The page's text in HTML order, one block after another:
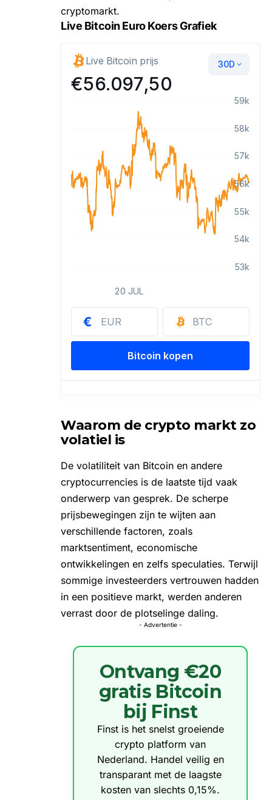
cryptomarkt.
Live Bitcoin Euro Koers Grafiek
Waarom de crypto markt zo
volatiel is
De volatiliteit van Bitcoin en andere
cryptocurrencies is de laatste tijd vaak
onderwerp van gesprek. De scherpe
prijsbewegingen zijn te wijten aan
verschillende factoren, zoals
marktsentiment, economische
ontwikkelingen en zelfs speculaties. Terwijl
sommige investeerders vertrouwen hadden
in een positieve markt, werden anderen
verrast door de plotselinge daling.
- Advertentie -
Ontvang €20
gratis Bitcoin
bij Finst
Finst is het snelst groeiende
crypto platform van
Nederland. Handel veilig en
transparant met de laagste
kosten van slechts 0,15%.